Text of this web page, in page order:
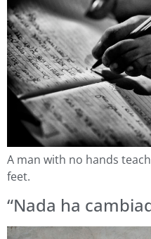
A man with no hands
feet.
“Nada ha